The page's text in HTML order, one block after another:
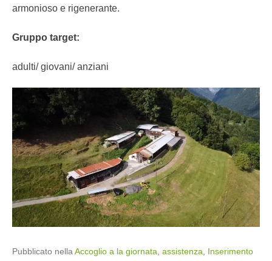
armonioso e rigenerante.
Gruppo target:
adulti/ giovani/ anziani
Pubblicato nellaAccoglio a la giornata, assistenza, Inserimento